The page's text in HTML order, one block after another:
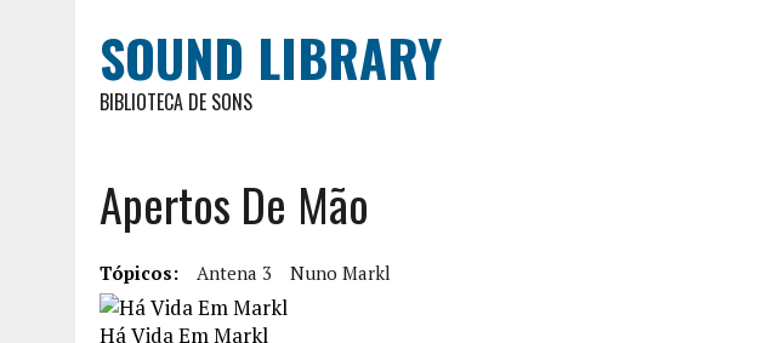
SOUND LIBRARY
BIBLIOTECA DE SONS
Apertos De Mão
Tópicos: Antena 3 Nuno Markl
Há Vida Em Markl